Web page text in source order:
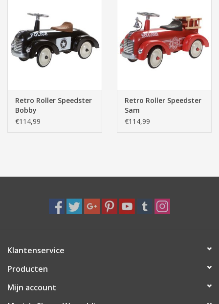
Retro Roller Speedster
Bobby
€114,99
Retro Roller Speedster
Sam
€114,99
Klantenservice
Producten
Mijn account